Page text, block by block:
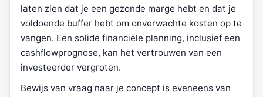
laten zien dat je een gezonde marge hebt en dat je
voldoende buffer hebt om onverwachte kosten op te
vangen. Een solide financiële planning, inclusief een
cashflowprognose, kan het vertrouwen van een
investeerder vergroten.
Bewijs van vraag naar je concept is eveneens van